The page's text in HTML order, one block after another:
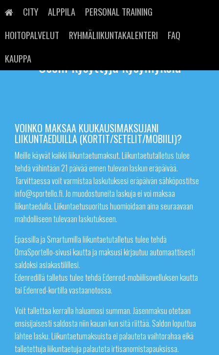
content
CITY ALPPILA
PERSONAL TRAINING
HOITOPALVELUT
RYHMÄLIIKUNTAKALENTERI
FAQ
KAUPPA Usein kysyttyjä kysymyksiä
VOINKO MAKSAA KUUKAUSIMAKSUJANI
LIIKUNTAEDUILLA (KORTIT/SETELIT/MOBIILI)?
Meille käyvät kaikki liikuntaetumaksut. Liikuntaetutalletus tulee
tehdä vähintään 21 päivää ennen tulevan laskun eräpäivää.
Tarvittaessa voit varmistaa laskutuksesi eräpäivän sähköpostitse
info@sportello.fi. Jo muodostuneita laskuja ei voi maksaa
liikuntaedulla. Liikuntaetusuoritus huomioidaan aina seuraavaan
mahdolliseen tulevaan laskutukseen.
Epassilla ja Smartumilla liikuntaetutalletus tulee tehdä
OmaSportello-sivusi kautta ja maksusi kirjautuu automaattisesti
saldoksi asiakastilillesi.
Edenredillä talletus tulee tehdä Edenred-mobiilisovelluksen kautta
tai Edenred-kortilla vastaanotossa.
Voit tallettaa kerralla haluamasi summan. Jäsenmaksu otetaan
ensisijaisesti saldosta niin kauan kun sitä riittää. Saldon loputtua
lähtee lasku. Liikuntaetumaksuista ei palauteta vaihtorahaa eikä
talletettuja liikuntaetuja palauteta irtisanomistapauksissa.